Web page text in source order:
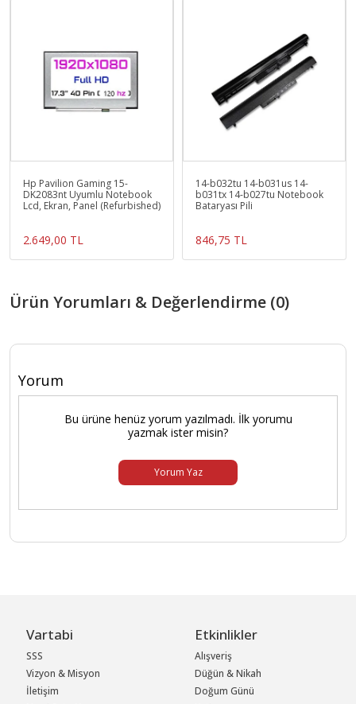
Hp Pavilion Gaming 15-
DK2083nt Uyumlu Notebook
Lcd, Ekran, Panel (Refurbished)
2.649,00 TL
14-b032tu 14-b031us 14-
b031tx 14-b027tu Notebook
Bataryası Pili
846,75 TL
Ürün Yorumları & Değerlendirme (0)
Yorum
Bu ürüne henüz yorum yazılmadı. İlk yorumu
yazmak ister misin?
Yorum Yaz
Vartabi
SSS
Vizyon & Misyon
İletişim
Etkinlikler
Alışveriş
Düğün & Nikah
Doğum Günü